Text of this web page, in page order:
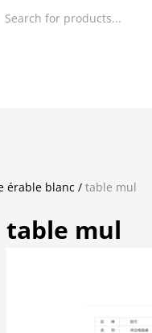
érable blanc / table mul
table mul